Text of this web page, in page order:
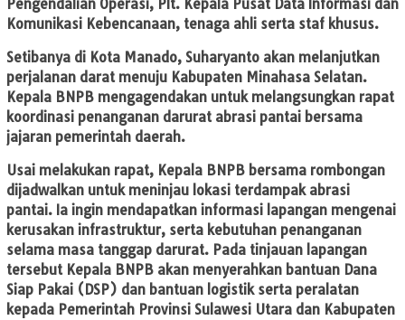
Pengendalian Operasi, Plt. Kepala Pusat Data Informasi dan
Komunikasi Kebencanaan, tenaga ahli serta staf khusus.
Setibanya di Kota Manado, Suharyanto akan melanjutkan
perjalanan darat menuju Kabupaten Minahasa Selatan.
Kepala BNPB mengagendakan untuk melangsungkan rapat
koordinasi penanganan darurat abrasi pantai bersama
jajaran pemerintah daerah.
Usai melakukan rapat, Kepala BNPB bersama rombongan
dijadwalkan untuk meninjau lokasi terdampak abrasi
pantai. Ia ingin mendapatkan informasi lapangan mengenai
kerusakan infrastruktur, serta kebutuhan penanganan
selama masa tanggap darurat. Pada tinjauan lapangan
tersebut Kepala BNPB akan menyerahkan bantuan Dana
Siap Pakai (DSP) dan bantuan logistik serta peralatan
kepada Pemerintah Provinsi Sulawesi Utara dan Kabupaten